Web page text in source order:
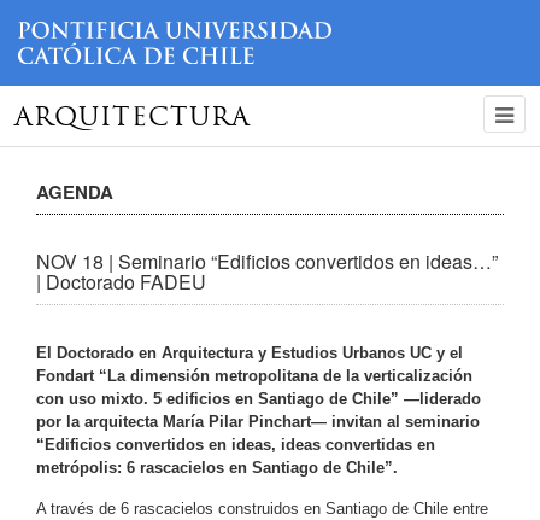
ARQUITECTURA
AGENDA
NOV 18 | Seminario “Edificios convertidos en ideas…”
| Doctorado FADEU
El Doctorado en Arquitectura y Estudios Urbanos UC y el
Fondart “La dimensión metropolitana de la verticalización
con uso mixto. 5 edificios en Santiago de Chile” —liderado
por la arquitecta María Pilar Pinchart— invitan al seminario
“Edificios convertidos en ideas, ideas convertidas en
metrópolis: 6 rascacielos en Santiago de Chile”.
A través de 6 rascacielos construidos en Santiago de Chile entre